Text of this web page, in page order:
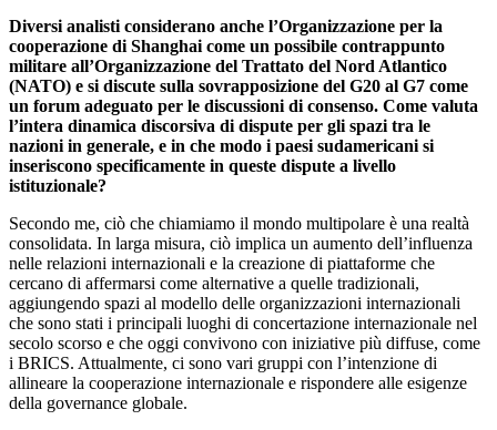
Diversi analisti considerano anche l’Organizzazione per la
cooperazione di Shanghai come un possibile contrappunto
militare all’Organizzazione del Trattato del Nord Atlantico
(NATO) e si discute sulla sovrapposizione del G20 al G7 come
un forum adeguato per le discussioni di consenso. Come valuta
l’intera dinamica discorsiva di dispute per gli spazi tra le
nazioni in generale, e in che modo i paesi sudamericani si
inseriscono specificamente in queste dispute a livello
istituzionale?
Secondo me, ciò che chiamiamo il mondo multipolare è una realtà
consolidata. In larga misura, ciò implica un aumento dell’influenza
nelle relazioni internazionali e la creazione di piattaforme che
cercano di affermarsi come alternative a quelle tradizionali,
aggiungendo spazi al modello delle organizzazioni internazionali
che sono stati i principali luoghi di concertazione internazionale nel
secolo scorso e che oggi convivono con iniziative più diffuse, come
i BRICS. Attualmente, ci sono vari gruppi con l’intenzione di
allineare la cooperazione internazionale e rispondere alle esigenze
della governance globale.